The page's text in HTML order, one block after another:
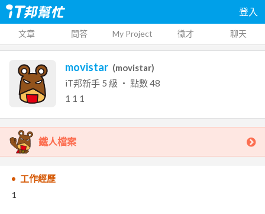
登入
文章 問答 My Project 徵才 聊天
movistar (movistar)
iT邦新手 5 級 ‧ 點數48
1 1 1
鐵人檔案
工作經歷
1